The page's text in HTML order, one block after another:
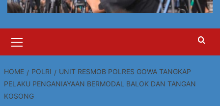
Menu
HOME POLRI
UNIT RESMOB POLRES GOWA TANGKAP
PELAKU PENGANIAYAAN BERMODAL BALOK DAN TANGAN
KOSONG